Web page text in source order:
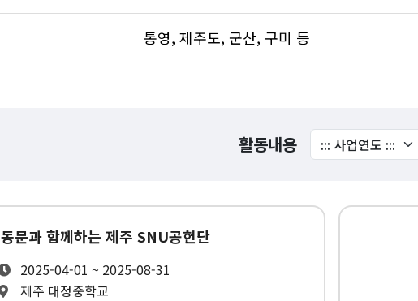
통영, 제주도, 군산, 구미 등
활동내용
동문과 함께하는 제주 SNU공헌단
2025-04-01 ~ 2025-08-31
제주 대정중학교